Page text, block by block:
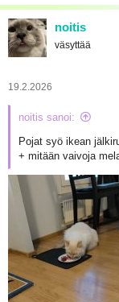
noitis
väsyttää
19.2.2026
noitis sanoi:
Pojat syö ikean
+ mitään vaivoja